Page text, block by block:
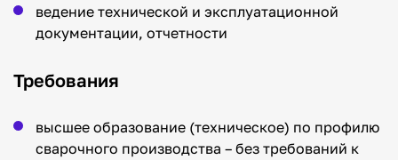
ведение технической и эксплуатационной
документации, отчетности
Требования
высшее образование (техническое) по профилю
сварочного производства – без требований к